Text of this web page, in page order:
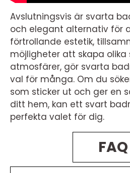
Avslutningsvis är svarta
och elegant alternativ för
förtrollande estetik,
möjligheter att skapa olika
atmosfärer, gör svarta
val för många. Om du
som sticker ut och ger en
ditt hem, kan ett svart
perfekta valet för dig.
FAQ